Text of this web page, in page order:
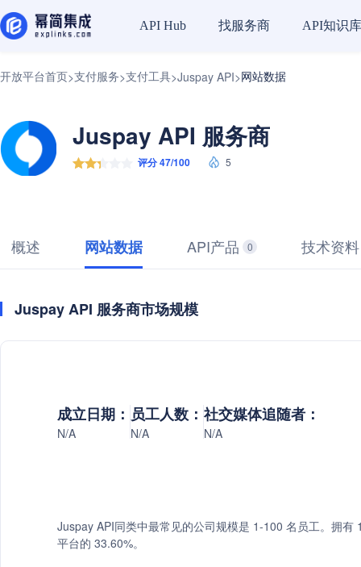
API Hub 找服务商 API知识库
开放平台首页>支付服务>支付工具>Juspay API>网站数据
Juspay API 服务商
评分 47/100 5
概述 网站数据 API产品 0 技术资料
Juspay API 服务商市场规模
成立日期：
N/A
员工人数：
N/A
社交媒体追随者：
N/A
Juspay API同类中最常见的公司规模是 1-100 名员工。拥
平台的 33.60%。